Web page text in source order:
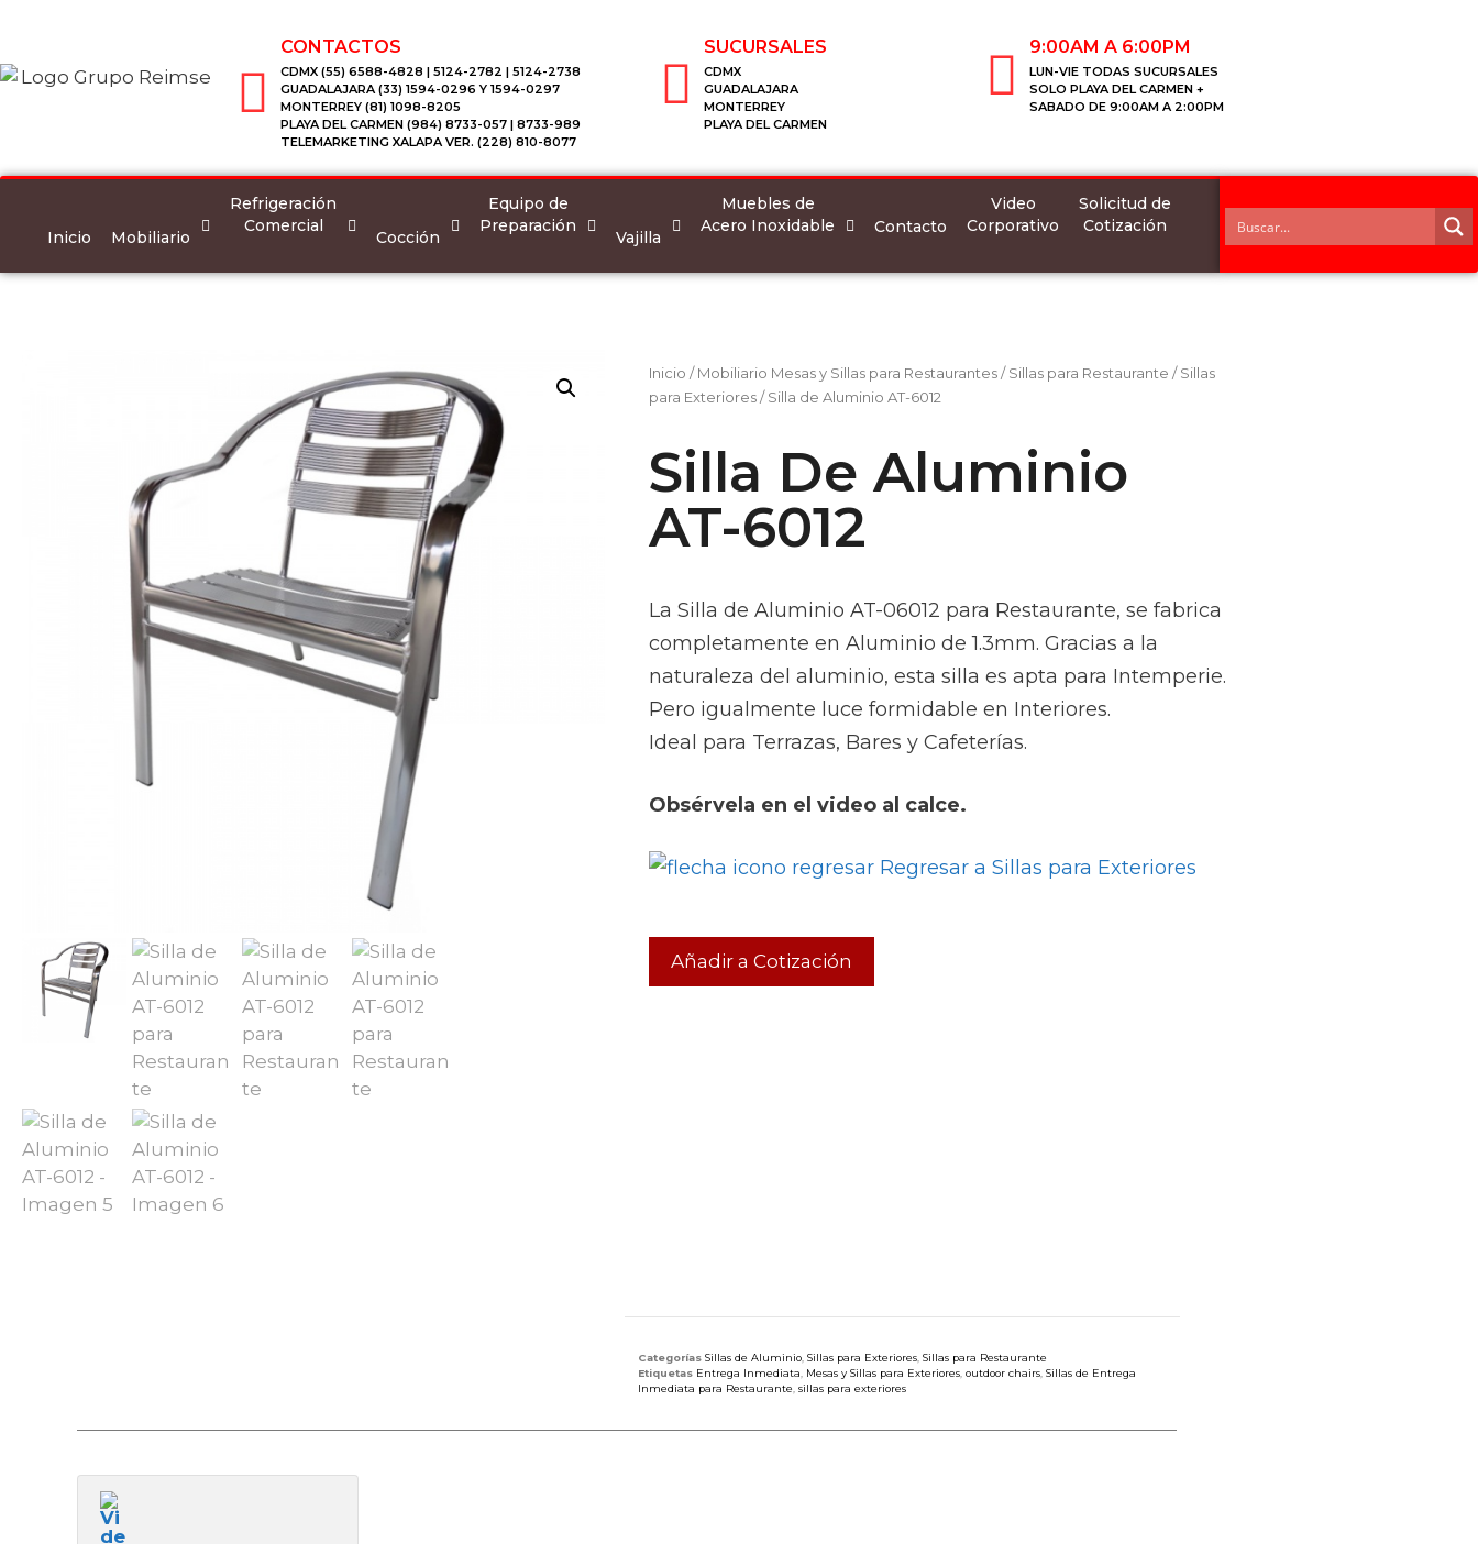
CONTACTOS
CDMX (55) 6588-4828 | 5124-2782 | 5124-2738
GUADALAJARA (33) 1594-0296 Y 1594-0297
MONTERREY (81) 1098-8205
PLAYA DEL CARMEN (984) 8733-057 | 8733-989
TELEMARKETING XALAPA VER. (228) 810-8077
SUCURSALES
CDMX
GUADALAJARA
MONTERREY
PLAYA DEL CARMEN
9:00AM A 6:00PM
LUN-VIE TODAS SUCURSALES
SOLO PLAYA DEL CARMEN +
SABADO DE 9:00AM A 2:00PM
Inicio Mobiliario
Refrigeración
Comercial
Cocción
Equipo de
Preparación
Vajilla
Muebles de
Acero Inoxidable
Contacto
Video
Corporativo
Solicitud de
Cotización
Inicio /Mobiliario Mesas y Sillas para Restaurantes/Sillas para Restaurante /Sillas
para Exteriores/ Silla de Aluminio AT-6012
Silla De Aluminio
AT-6012
La Silla de Aluminio AT-06012 para Restaurante, se fabrica
completamente en Aluminio de 1.3mm. Gracias a la
naturaleza del aluminio, esta silla es apta para Intemperie.
Pero igualmente luce formidable en Interiores.
Ideal para Terrazas, Bares y Cafeterías.
Obsérvela en el video al calce.
Regresar a Sillas para Exteriores
Añadir a Cotización
Categorías Sillas de Aluminio Sillas para Exteriores Sillas para Restaurante
Etiquetas Entrega Inmediata Mesas y Sillas para Exteriores outdoor chairs Sillas de Entrega
Inmediata para Restaurante sillas para exteriores